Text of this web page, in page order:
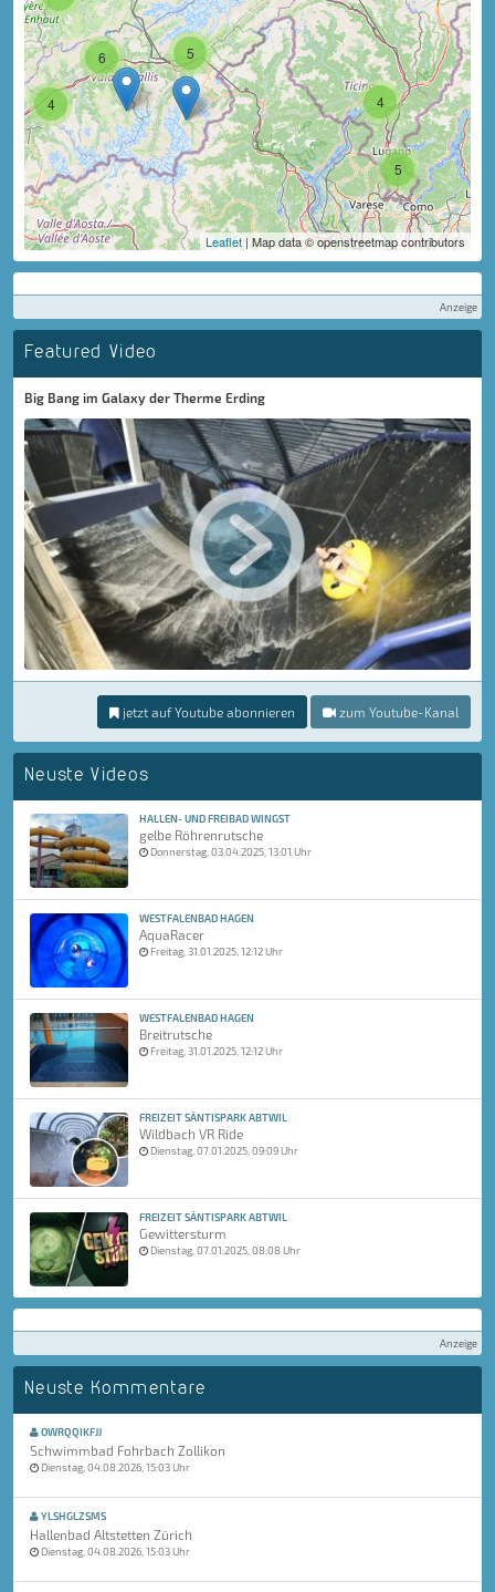
5
4
4
6 5
Leaflet | Map data © openstreetmap contributors
Anzeige
Featured Video
Big Bang im Galaxy der Therme Erding
jetzt auf Youtube abonnieren zum Youtube-Kanal
Neuste Videos
HALLEN- UND FREIBAD WINGST
gelbe Röhrenrutsche
Donnerstag, 03.04.2025, 13:01 Uhr
WESTFALENBAD HAGEN
AquaRacer
Freitag, 31.01.2025, 12:12 Uhr
WESTFALENBAD HAGEN
Breitrutsche
Freitag, 31.01.2025, 12:12 Uhr
FREIZEIT SÄNTISPARK ABTWIL
Wildbach VR Ride
Dienstag, 07.01.2025, 09:09 Uhr
FREIZEIT SÄNTISPARK ABTWIL
Gewittersturm
Dienstag, 07.01.2025, 08:08 Uhr
Anzeige
Neuste Kommentare
OWRQQIKFJJ
Schwimmbad Fohrbach Zollikon
Dienstag, 04.08.2026, 15:03 Uhr
YLSHGLZSMS
Hallenbad Altstetten Zürich
Dienstag, 04.08.2026, 15:03 Uhr